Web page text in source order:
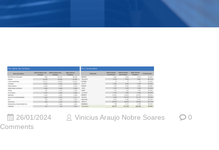
26/01/2024 Vinicius Araujo Nobre Soares
0
Comments